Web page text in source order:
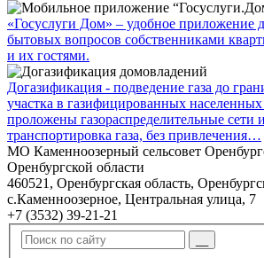
«Госуслуги Дом» – удобное приложение
бытовых вопросов собственниками
и их гостями.
Догазификация - подведение газа до
участка в газифицированных
проложены газораспределительные сети
транспортировка газа, без привлечения…
МО Каменноозерный сельсовет
Оренбургской области
460521, Оренбургская область,
с.Каменноозерное, Центральная улица, 7
+7 (3532) 39-21-21